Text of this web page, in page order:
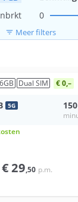
0
filter_list Meer filters
GB Dual SIM € 0,–
5G 150
€29,50 p.m.